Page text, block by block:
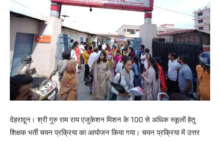
देहरादून। श्री गुरु राम राय एजुकेशन मिशन के 100 से अधिक स्कूलों हेतु
शिक्षक भर्ती चयन प्रक्रिया का आयोजन किया गया। चयन प्रक्रिया में उत्तर